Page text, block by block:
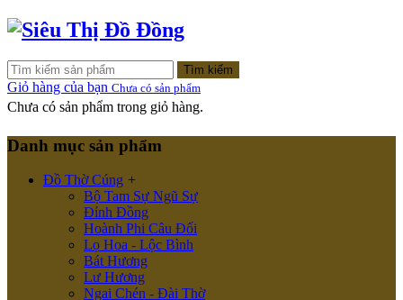
Tìm kiếm
Giỏ hàng của bạn Chưa có sản phẩm
Chưa có sản phẩm trong giỏ hàng.
Danh mục sản phẩm
Đồ Thờ Cúng +
Bộ Tam Sự Ngũ Sự
Đỉnh Đồng
Hoành Phi Câu Đối
Lọ Hoa - Lộc Bình
Bát Hương
Lư Hương
Ngai Chén - Đài Thờ